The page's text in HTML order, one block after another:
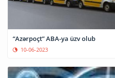
“Azərpoçt” ABA-ya üzv olub
10-06-2023